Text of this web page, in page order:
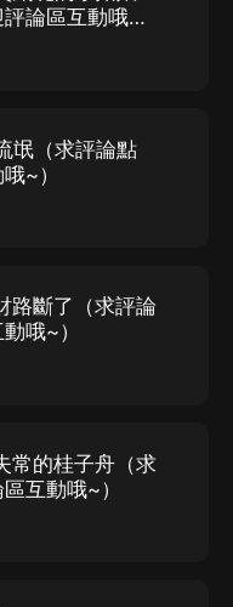
評論區互動哦
氓（求評論點
~）
路斷了（求評論
哦~）
常的桂子舟（求
互動哦~）